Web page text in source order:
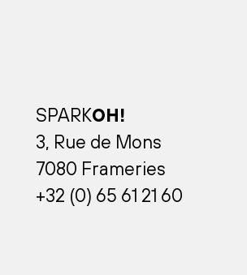
SPARKOH!
3, Rue de Mons
7080 Frameries
+32 (0) 65 61 21 60